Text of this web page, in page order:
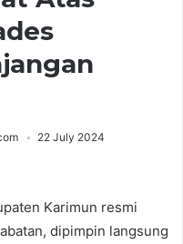
22 July 2024
Karimun resmi
dipimpin langsung